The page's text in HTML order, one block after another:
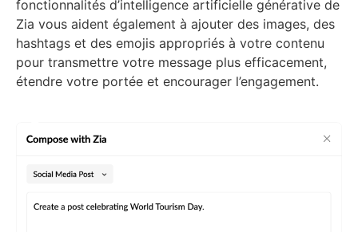
fonctionnalités d’intelligence artificielle générative de
Zia vous aident également à ajouter des images, des
hashtags et des emojis appropriés à votre contenu
pour transmettre votre message plus efficacement,
étendre votre portée et encourager l’engagement.